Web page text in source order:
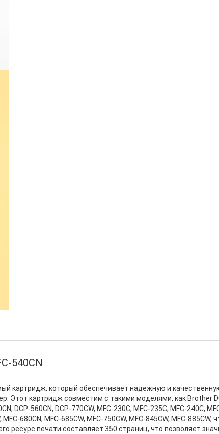
540CN
картридж, который обеспечивает надежную и
Этот картридж совместим с такими моделями, как Brother
DCP-560CN, DCP-770CW, MFC-230C, MFC-235C, MFC-240C,
MFC-680CN, MFC-685CW, MFC-750CW, MFC-845CW, MFC-
ресурс печати составляет 350 страниц, что позволяет